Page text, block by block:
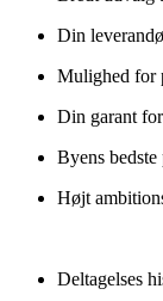
Din
Mulighed for
Din garant
Byens
Højt
Deltagelses